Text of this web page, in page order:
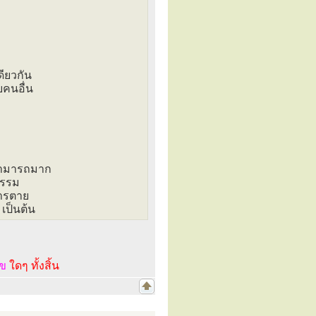
ยวกัน
คนอื่น
มารถมาก
รม
ตาย
ป็นต้น
ใดๆ ทั้งสิ้น